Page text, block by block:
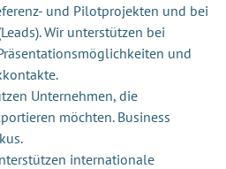
und Pilotprojekten und bei
Wir unterstützen bei
und
Unternehmen, die
möchten. Business
internationale